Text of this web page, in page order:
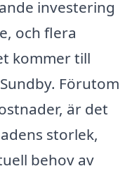
investering
och flera
kommer till
Förutom
är det
storlek,
behov av